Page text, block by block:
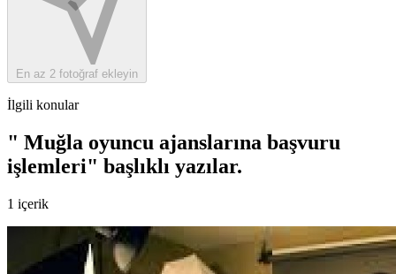
En az 2 fotoğraf ekleyin
İlgili konular
" Muğla oyuncu ajanslarına başvuru
işlemleri" başlıklı yazılar.
1 içerik